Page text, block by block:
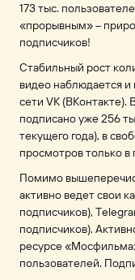
173 тыс.
«прорывным» –
подписчиков!
Стабильный рост
видео наблюдается
сети VK
подписано уже 256
текущего года), в
просмотров только
Помимо
активно ведет свои
подписчиков),
подписчиков).
ресурсе
пользователей.